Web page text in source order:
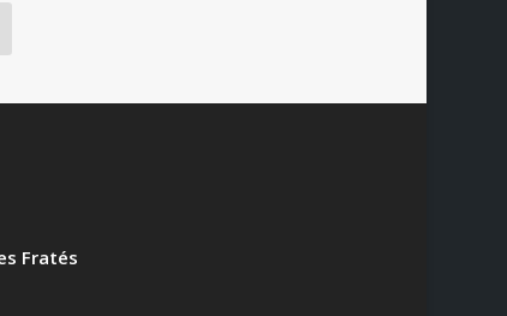
Fratés